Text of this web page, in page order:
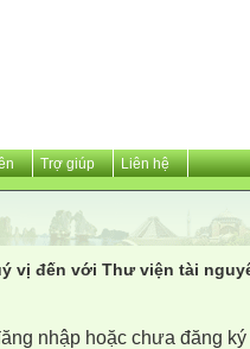
Trợ giúp Liên hệ
vị đến với Thư viện tài
nhập hoặc chưa đăng